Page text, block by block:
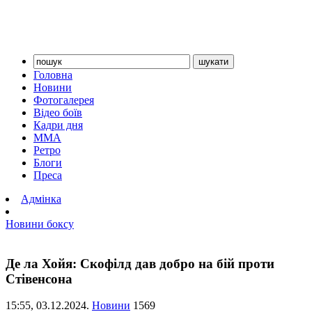
Головна
Новини
Фотогалерея
Відео боїв
Кадри дня
ММА
Ретро
Блоги
Преса
Адмінка
Новини боксу
Де ла Хойя: Скофілд дав добро на бій проти
Стівенсона
15:55, 03.12.2024. Новини 1569